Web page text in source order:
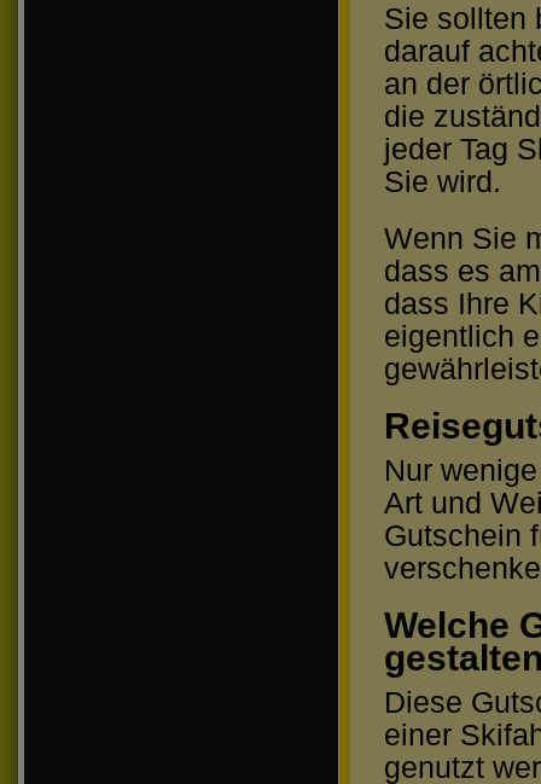
Sie sollten
darauf
an der
die
jeder Tag
Sie wird.
Wenn Sie
dass es
dass Ihre
eigentlich
Nur
Art und
Gutschein
Welche
Diese
einer
genutzt